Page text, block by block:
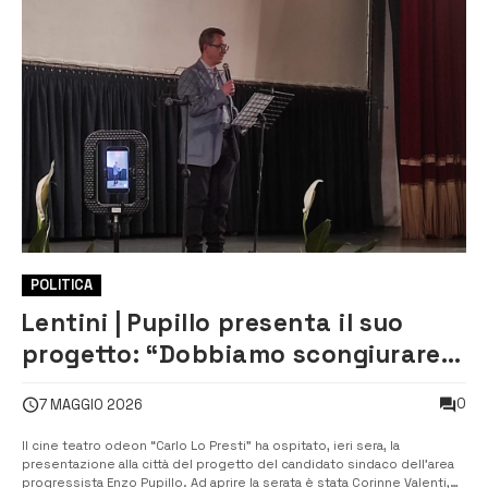
POLITICA
Lentini | Pupillo presenta il suo
progetto: “Dobbiamo scongiurare il
7 MAGGIO 2026 0
Il cine teatro odeon “Carlo Lo Presti” ha ospitato, ieri sera, la
presentazione alla città del progetto del candidato sindaco dell’area
progressista Enzo Pupillo. Ad aprire la serata è stata Corinne Valenti,